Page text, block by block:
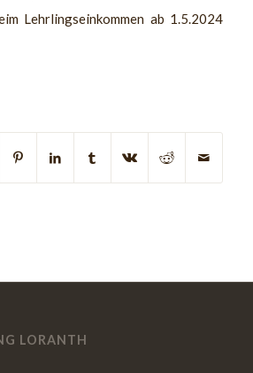
Lehrlingseinkommen ab 1.5.2024
LORANTH